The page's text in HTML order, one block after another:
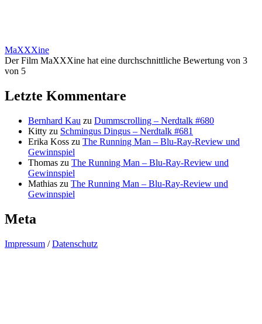
MaXXXine
Der Film MaXXXine hat eine durchschnittliche Bewertung von 3
von 5
Letzte Kommentare
Bernhard Kau zu Dummscrolling – Nerdtalk #680
Kitty zu Schmingus Dingus – Nerdtalk #681
Erika Koss zu The Running Man – Blu-Ray-Review und
Gewinnspiel
Thomas zu The Running Man – Blu-Ray-Review und
Gewinnspiel
Mathias zu The Running Man – Blu-Ray-Review und
Gewinnspiel
Meta
Impressum /Datenschutz